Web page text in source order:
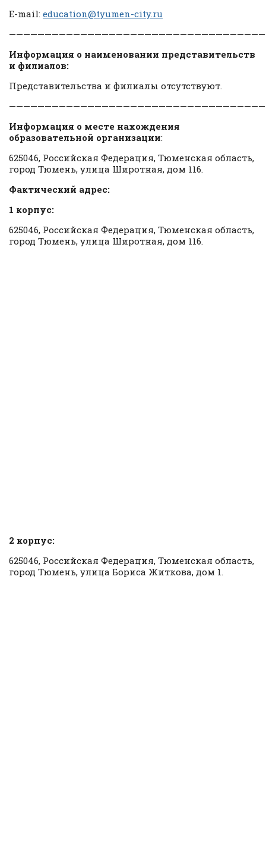
E-mail: education@tyumen-city.ru
Информация о наименовании представительств
и филиалов:
Представительства и филиалы отсутствуют.
Информация о месте нахождения
образовательной организации:
625046, Российская Федерация, Тюменская область,
город Тюмень, улица Широтная, дом 116.
Фактический адрес:
1 корпус:
625046, Российская Федерация, Тюменская область,
город Тюмень, улица Широтная, дом 116.
2 корпус:
625046, Российская Федерация, Тюменская область,
город Тюмень, улица Бориса Житкова, дом 1.